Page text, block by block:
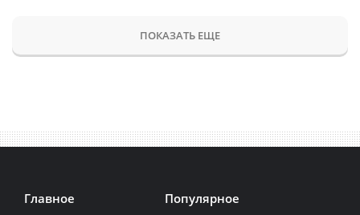
ПОКАЗАТЬ ЕЩЕ
Главное Популярное